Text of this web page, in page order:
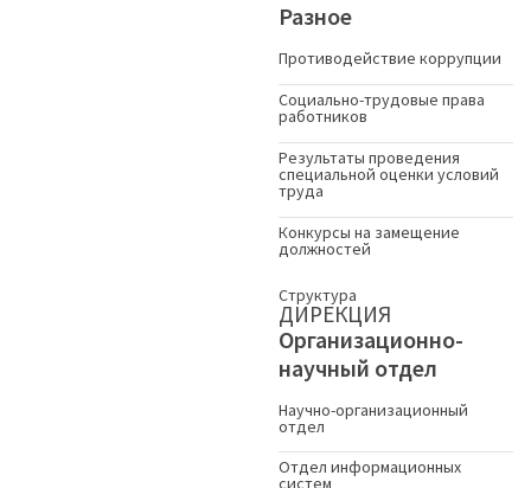
Разное
Противодействие коррупции
Социально-трудовые права
работников
Результаты проведения
специальной оценки условий
труда
Конкурсы на замещение
должностей
Структура
ДИРЕКЦИЯ
Организационно-
научный отдел
Научно-организационный
отдел
Отдел информационных
систем